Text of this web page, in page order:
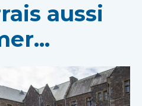
aussi